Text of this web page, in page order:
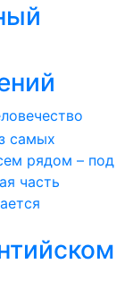
самых
рядом – под
часть